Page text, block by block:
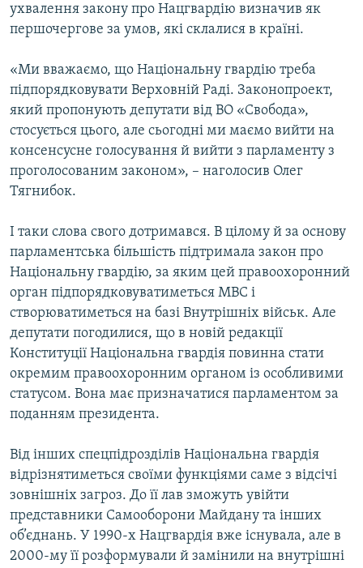
ухвалення закону про Нацгвардію визначив як
першочергове за умов, які склалися в країні.
«Ми вважаємо, що Національну гвардію треба
підпорядковувати Верховній Раді. Законопроект,
який пропонують депутати від ВО «Свобода»,
стосується цього, але сьогодні ми маємо вийти на
консенсусне голосування й вийти з парламенту з
проголосованим законом», – наголосив Олег
Тягнибок.
І таки слова свого дотримався. В цілому й за основу
парламентська більшість підтримала закон про
Національну гвардію, за яким цей правоохоронний
орган підпорядковуватиметься МВС і
створюватиметься на базі Внутрішніх військ. Але
депутати погодилися, що в новій редакції
Конституції Національна гвардія повинна стати
окремим правоохоронним органом із особливими
статусом. Вона має призначатися парламентом за
поданням президента.
Від інших спецпідрозділів Національна гвардія
відрізнятиметься своїми функціями саме з відсічі
зовнішніх загроз. До її лав зможуть увійти
представники Самооборони Майдану та інших
об’єднань. У 1990-х Нацгвардія вже існувала, але в
2000-му її розформували й замінили на внутрішні